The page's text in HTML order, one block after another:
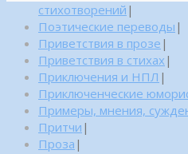
стихотворений |
Поэтические переводы |
Приветствия в прозе |
Приветствия в стихах |
Приключения и НПЛ |
Приключенческие
Примеры, мнения,
Притчи |
Проза |